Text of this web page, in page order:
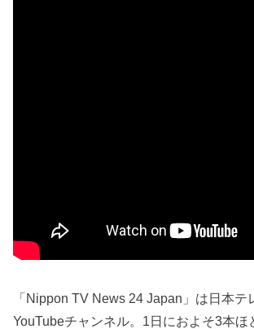
「Nippon TV News 24 Japan」は日本テ
YouTubeチャンネル。1日におよそ3本ほ